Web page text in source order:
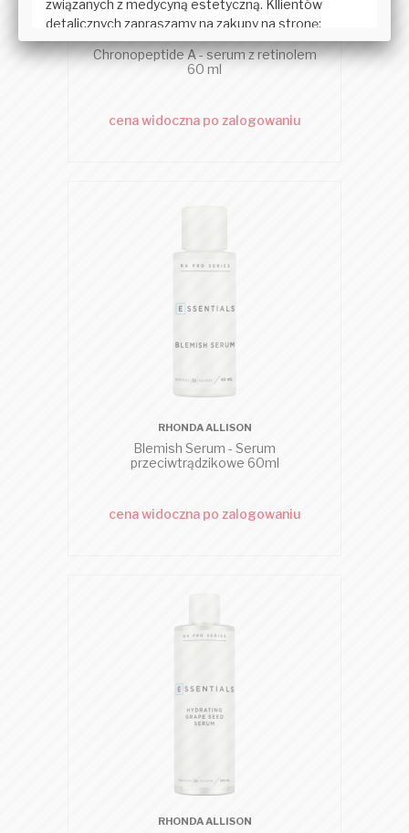
Chronopeptide A - serum z retinolem
60 ml
cena widoczna po zalogowaniu
RHONDA ALLISON
Blemish Serum - Serum
przeciwtrądzikowe 60ml
cena widoczna po zalogowaniu
RHONDA ALLISON